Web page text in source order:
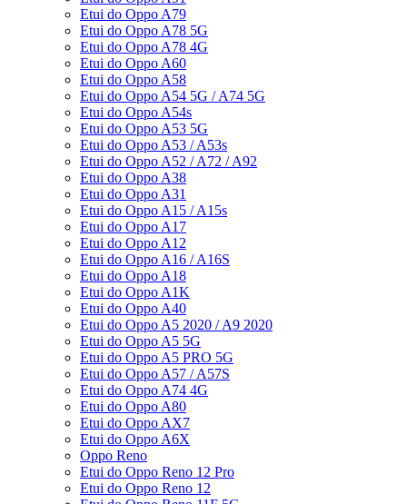
Etui do Oppo A79
Etui do Oppo A78 5G
Etui do Oppo A78 4G
Etui do Oppo A60
Etui do Oppo A58
Etui do Oppo A54 5G / A74 5G
Etui do Oppo A54s
Etui do Oppo A53 5G
Etui do Oppo A53 / A53s
Etui do Oppo A52 / A72 / A92
Etui do Oppo A38
Etui do Oppo A31
Etui do Oppo A15 / A15s
Etui do Oppo A17
Etui do Oppo A12
Etui do Oppo A16 / A16S
Etui do Oppo A18
Etui do Oppo A1K
Etui do Oppo A40
Etui do Oppo A5 2020 / A9 2020
Etui do Oppo A5 5G
Etui do Oppo A5 PRO 5G
Etui do Oppo A57 / A57S
Etui do Oppo A74 4G
Etui do Oppo A80
Etui do Oppo AX7
Etui do Oppo A6X
Oppo Reno
Etui do Oppo Reno 12 Pro
Etui do Oppo Reno 12